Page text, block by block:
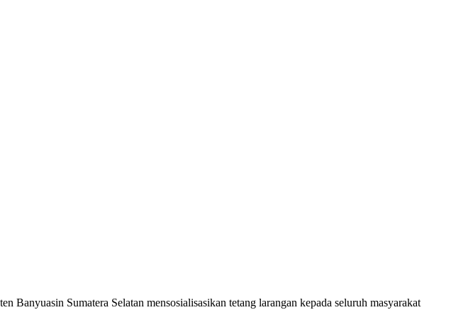
Sumatera Selatan mensosialisasikan tetang larangan kepada seluruh masyarakat